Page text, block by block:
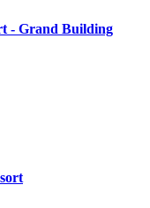
- Grand Building